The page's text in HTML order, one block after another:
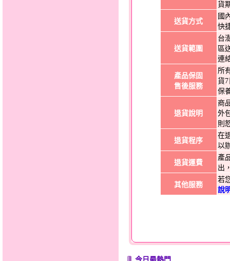
貨
送貨方式
國
快
送貨範圍
台
區
連
產品保固
售後服務
所
貨
保
退貨說明
商
外
則
退貨程序
在
以
退貨運費
產
出
其他服務
若
說